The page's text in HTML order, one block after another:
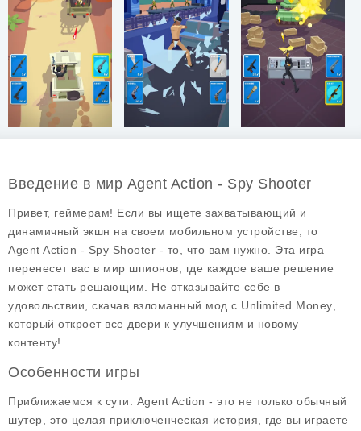
Введение в мир Agent Action - Spy Shooter
Привет, геймерам! Если вы ищете захватывающий и
динамичный экшн на своем мобильном устройстве, то
Agent Action - Spy Shooter - то, что вам нужно. Эта игра
перенесет вас в мир шпионов, где каждое ваше решение
может стать решающим. Не отказывайте себе в
удовольствии, скачав взломанный мод с Unlimited Money
который откроет все двери к улучшениям и новому
контенту!
Особенности игры
Приближаемся к сути. Agent Action - это не только обычный
шутер, это целая приключенческая история, где вы играете